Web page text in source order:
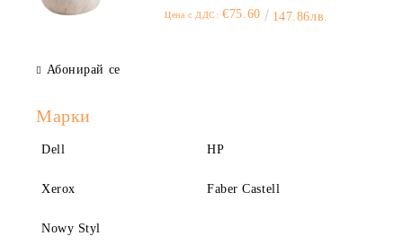
Цена с ДДС: €75.60 147.86лв.
Абонирай се
Марки
Dell HP
Xerox Faber Castell
Nowy Styl